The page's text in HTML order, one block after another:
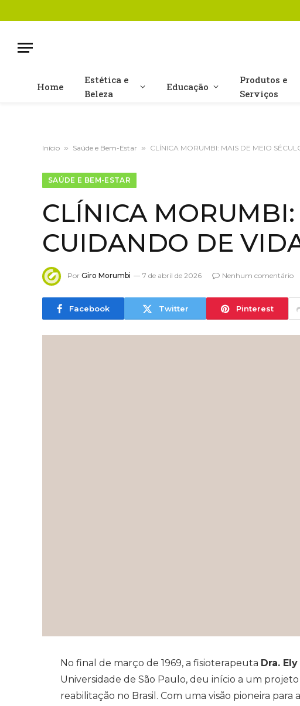
Home
Estética e
Beleza
Educação
Produtos e
Serviços
Início » Saúde e Bem-Estar » CLÍNICA MORUMBI: MAIS DE MEIO
SAÚDE E BEM-ESTAR
CLÍNICA
CUIDANDO DE
Por Giro Morumbi 7 de abril de 2026 Nenhum comentário
Facebook Twitter Pinterest
No final de março de 1969, a fisioterapeuta Dra.
Universidade de São Paulo, deu início a um
reabilitação no Brasil. Com uma visão pioneira para